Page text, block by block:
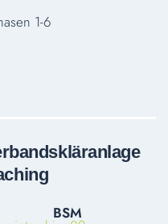
1-6
BSM